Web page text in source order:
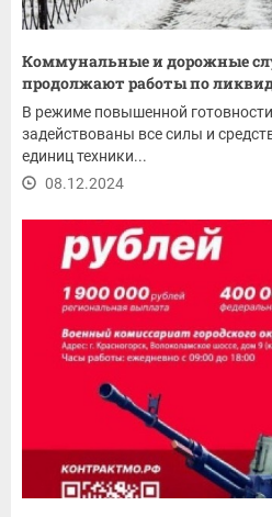
Коммунальные и дорожные
продолжают работы по
В режиме повышенной готовности
задействованы все силы и
единиц техники...
08.12.2024